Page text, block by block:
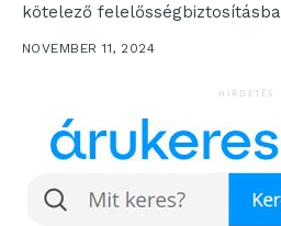
kötelező
NOVEMBER 11, 2024
HIRDETÉS